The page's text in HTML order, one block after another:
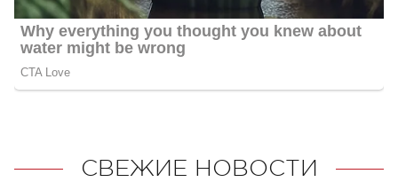
СВЕЖИЕ НОВОСТИ